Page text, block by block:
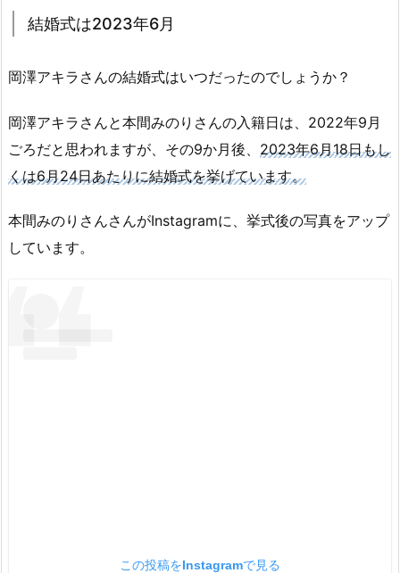
結婚式は2023年6月
岡澤アキラさんの結婚式はいつだったのでしょうか？
岡澤アキラさんと本間みのりさんの入籍日は、2022年9月
ごろだと思われますが、その9か月後、 2023年6月18日もし
くは6月24日あたりに結婚式を挙げています。
本間みのりさんさんがInstagramに、挙式後の写真をアップ
しています。
この投稿をInstagramで見る